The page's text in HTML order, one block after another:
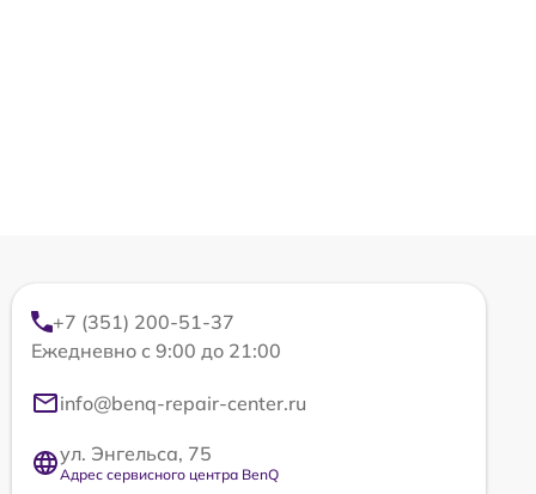
+7 (351) 200-51-37
Ежедневно с 9:00 до 21:00
info@benq-repair-center.ru
ул. Энгельса, 75
Адрес сервисного центра BenQ